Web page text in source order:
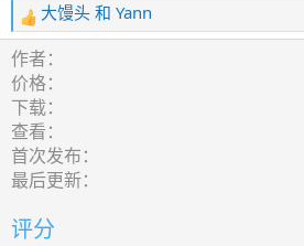
反
馈
：
大馒头 和 Yann
作者
价格
下载
查看
首次发布
最后更新
评分